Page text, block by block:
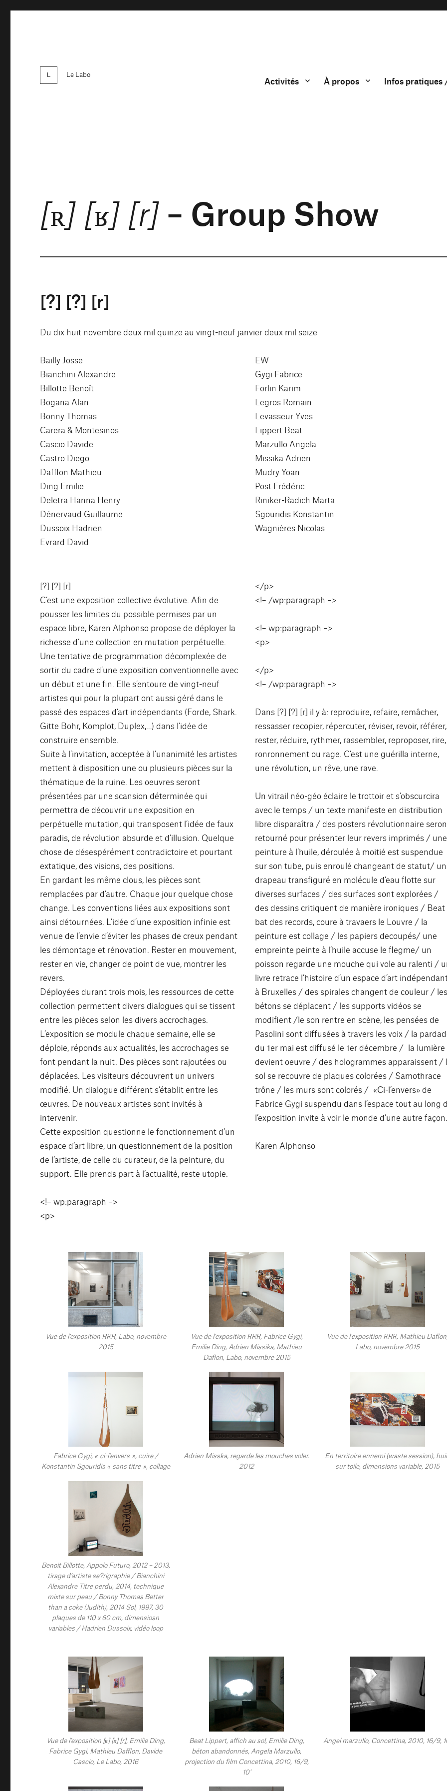
Le Labo
Activités À propos Infos pratiques
[ʀ] [ʁ] [r] – Group Show
[?] [?] [r]
Du dix huit novembre deux mil quinze au vingt-neuf janvier deux mil seize
Bailly Josse
Bianchini Alexandre
Billotte Benoît
Bogana Alan
Bonny Thomas
Carera & Montesinos
Cascio Davide
Castro Diego
Dafflon Mathieu
Ding Emilie
Deletra Hanna Henry
Dénervaud Guillaume
Dussoix Hadrien
Evrard David
EW
Gygi Fabrice
Forlin Karim
Legros Romain
Levasseur Yves
Lippert Beat
Marzullo Angela
Missika Adrien
Mudry Yoan
Post Frédéric
Riniker-Radich Marta
Sgouridis Konstantin
Wagnières Nicolas
[?] [?] [r]
C’est une exposition collective évolutive. Afin de
pousser les limites du possible permises par un
espace libre, Karen Alphonso propose de déployer la
richesse d’une collection en mutation perpétuelle.
Une tentative de programmation décomplexée de
sortir du cadre d’une exposition conventionnelle avec
un début et une fin. Elle s’entoure de vingt-neuf
artistes qui pour la plupart ont aussi géré dans le
passé des espaces d’art indépendants (Forde, Shark.
Gitte Bohr, Komplot, Duplex,…) dans l’idée de
construire ensemble.
Suite à l’invitation, acceptée à l’unanimité les artistes
mettent à disposition une ou plusieurs pièces sur la
thématique de la ruine. Les oeuvres seront
présentées par une scansion déterminée qui
permettra de découvrir une exposition en
perpétuelle mutation, qui transposent l’idée de faux
paradis, de révolution absurde et d’illusion. Quelque
chose de désespérément contradictoire et pourtant
extatique, des visions, des positions.
En gardant les même clous, les pièces sont
remplacées par d’autre. Chaque jour quelque chose
change. Les conventions liées aux expositions sont
ainsi détournées. L’idée d’une exposition infinie est
venue de l’envie d’éviter les phases de creux pendant
les démontage et rénovation. Rester en mouvement,
rester en vie, changer de point de vue, montrer les
revers.
Déployées durant trois mois, les ressources de cette
collection permettent divers dialogues qui se tissent
entre les pièces selon les divers accrochages.
L’exposition se module chaque semaine, elle se
déploie, réponds aux actualités, les accrochages se
font pendant la nuit. Des pièces sont rajoutées ou
déplacées. Les visiteurs découvrent un univers
modifié. Un dialogue différent s’établit entre les
œuvres. De nouveaux artistes sont invités à
intervenir.
Cette exposition questionne le fonctionnement d’un
espace d’art libre, un questionnement de la position
de l’artiste, de celle du curateur, de la peinture, du
support. Elle prends part à l’actualité, reste utopie.
<!– wp:paragraph –>
<p>
</p>
<!– /wp:paragraph –>
<!– wp:paragraph –>
<p>
</p>
<!– /wp:paragraph –>
Dans [?] [?] [r] il y à: reproduire, refaire, remâcher,
ressasser recopier, répercuter, réviser, revoir, référer,
rester, réduire, rythmer, rassembler, reproposer, rire,
ronronnement ou rage. C’est une guérilla interne,
une révolution, un rêve, une rave.
Un vitrail néo-géo éclaire le trottoir et s’obscurcira
avec le temps / un texte manifeste en distribution
libre disparaîtra / des posters révolutionnaire
retourné pour présenter leur revers imprimés / une
peinture à l’huile, déroulée à moitié est suspendue
sur son tube, puis enroulé changeant de statut/ un
drapeau transfiguré en molécule d’eau flotte sur
diverses surfaces / des surfaces sont explorées /
des dessins critiquent de manière ironiques / Beat
bat des records, coure à travaers le Louvre / la
peinture est collage / les papiers decoupés/ une
empreinte peinte à l’huile accuse le flegme/ un
poisson regarde une mouche qui vole au ralenti /
livre retrace l’histoire d’un espace d’art
à Bruxelles / des spirales changent de couleur / les
bétons se déplacent / les supports vidéos se
modifient /le son rentre en scène, les pensées de
Pasolini sont diffusées à travers les voix / la
du 1er mai est diffusé le 1er décembre / la lumière
devient oeuvre / des hologrammes apparaissent /
sol se recouvre de plaques colorées / Samothrace
trône / les murs sont colorés / «Ci-l’envers» de
Fabrice Gygi suspendu dans l’espace tout au long
l’exposition invite à voir le monde d’une autre façon.
Karen Alphonso
Vue de l’exposition RRR, Labo, novembre
2015
Vue de l’exposition RRR, Fabrice Gygi,
Emilie Ding, Adrien Missika, Mathieu
Daflon, Labo, novembre 2015
Vue de l’exposition RRR, Mathieu
Labo, novembre 2015
Fabrice Gygi, « ci-l’envers », cuire /
Konstantin Sgouridis « sans titre », collage
Adrien Misska, regarde les mouches voler.
2012
En territoire ennemi (waste session),
sur toile, dimensions variable, 2015
Benoit Billotte, Appolo Futuro, 2012 – 2013,
tirage d’artiste se?rigraphie / Bianchini
Alexandre Titre perdu, 2014, technique
mixte sur peau / Bonny Thomas Better
than a coke (Judith), 2014 Sol, 1997, 30
plaques de 110 x 60 cm, dimensiosn
variables / Hadrien Dussoix, vidéo loop
Vue de l’exposition [ʀ] [ʁ] [r], Emilie Ding,
Fabrice Gygi, Mathieu Dafflon, Davide
Cascio, Le Labo, 2016
Beat Lippert, affich au sol, Emilie Ding,
béton abandonnés, Angela Marzullo,
projection du film Concettina, 2010, 16/9,
10’
Angel marzullo, Concettina, 2010, 16/9,